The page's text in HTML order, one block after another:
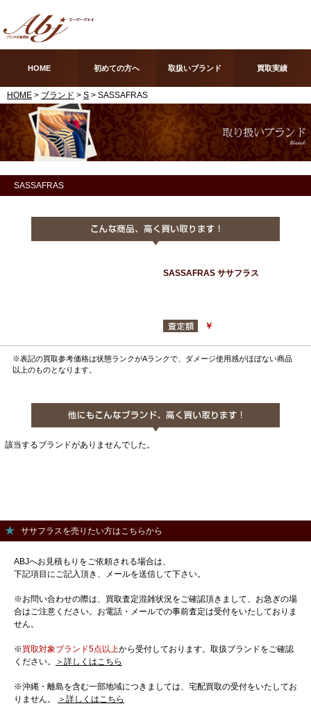
HOME 初めての方へ 取扱いブランド 買取実績
HOME > ブランド > S > SASSAFRAS
SASSAFRAS
SASSAFRAS ササフラス
￥
※表記の買取参考価格は状態ランクがAランクで、ダメージ使用感がほぼない商品
以上のものとなります。
該当するブランドがありませんでした。
ササフラスを売りたい方はこちらから
ABJへお見積もりをご依頼される場合は、
下記項目にご記入頂き、メールを送信して下さい。
※お問い合わせの際は、買取査定混雑状況をご確認頂きまして、お急ぎの場
合はご注意ください。お電話・メールでの事前査定は受付をいたしておりま
せん。
※買取対象ブランド5点以上から受付しております。取扱ブランドをご確認
ください。
＞詳しくはこちら
※沖縄・離島を含む一部地域につきましては、宅配買取の受付をいたしてお
りません。
＞詳しくはこちら